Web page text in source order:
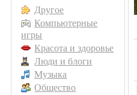
Другое
Компьютерные
игры
Красота и здоровье
Люди и блоги
Музыка
Общество